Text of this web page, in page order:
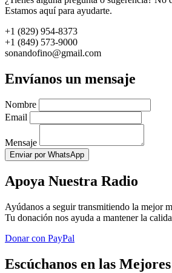
Estamos aquí para ayudarte.
+1 (829) 954-8373
+1 (849) 573-9000
sonandofino@gmail.com
Envíanos un mensaje
Nombre
Email
Mensaje
Enviar por WhatsApp
Apoya Nuestra Radio
Ayúdanos a seguir transmitiendo la mejor
Tu donación nos ayuda a mantener la
Donar con PayPal
Escúchanos en las